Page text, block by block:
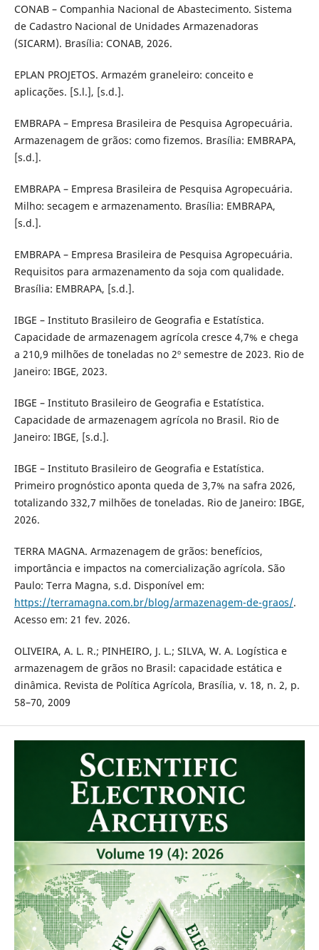
CONAB – Companhia Nacional de Abastecimento. Sistema
de Cadastro Nacional de Unidades Armazenadoras
(SICARM). Brasília: CONAB, 2026.
EPLAN PROJETOS. Armazém graneleiro: conceito e
aplicações. [S.l.], [s.d.].
EMBRAPA – Empresa Brasileira de Pesquisa Agropecuária.
Armazenagem de grãos: como fizemos. Brasília: EMBRAPA,
[s.d.].
EMBRAPA – Empresa Brasileira de Pesquisa Agropecuária.
Milho: secagem e armazenamento. Brasília: EMBRAPA,
[s.d.].
EMBRAPA – Empresa Brasileira de Pesquisa Agropecuária.
Requisitos para armazenamento da soja com qualidade.
Brasília: EMBRAPA, [s.d.].
IBGE – Instituto Brasileiro de Geografia e Estatística.
Capacidade de armazenagem agrícola cresce 4,7% e chega
a 210,9 milhões de toneladas no 2º semestre de 2023. Rio de
Janeiro: IBGE, 2023.
IBGE – Instituto Brasileiro de Geografia e Estatística.
Capacidade de armazenagem agrícola no Brasil. Rio de
Janeiro: IBGE, [s.d.].
IBGE – Instituto Brasileiro de Geografia e Estatística.
Primeiro prognóstico aponta queda de 3,7% na safra 2026,
totalizando 332,7 milhões de toneladas. Rio de Janeiro: IBGE,
2026.
TERRA MAGNA. Armazenagem de grãos: benefícios,
importância e impactos na comercialização agrícola. São
Paulo: Terra Magna, s.d. Disponível em:
https://terramagna.com.br/blog/armazenagem-de-graos/.
Acesso em: 21 fev. 2026.
OLIVEIRA, A. L. R.; PINHEIRO, J. L.; SILVA, W. A. Logística e
armazenagem de grãos no Brasil: capacidade estática e
dinâmica. Revista de Política Agrícola, Brasília, v. 18, n. 2, p.
58–70, 2009